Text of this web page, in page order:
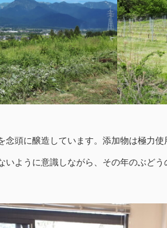
念頭に醸造しています。添加物は極力
いように意識しながら、その年のぶど